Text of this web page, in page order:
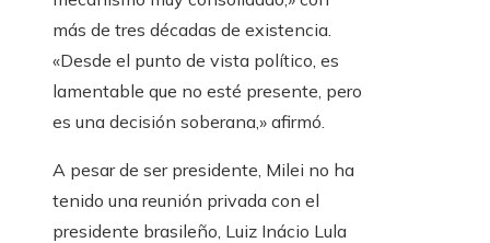
más de tres décadas de existencia.
«Desde el punto de vista político, es
lamentable que no esté presente, pero
es una decisión soberana,» afirmó.
A pesar de ser presidente, Milei no ha
tenido una reunión privada con el
presidente brasileño, Luiz Inácio Lula